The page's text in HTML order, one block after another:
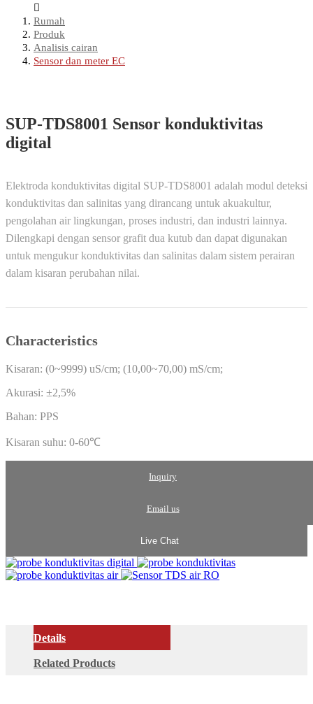
Rumah
Produk
Analisis cairan
Sensor dan meter EC
SUP-TDS8001 Sensor konduktivitas
digital
Elektroda konduktivitas digital SUP-TDS8001 adalah modul deteksi
konduktivitas dan salinitas yang dirancang untuk akuakultur,
pengolahan air lingkungan, proses industri, dan industri lainnya.
Dilengkapi dengan sensor grafit dua kutub dan dapat digunakan
untuk mengukur konduktivitas dan salinitas dalam sistem perairan
dalam kisaran perubahan nilai.
Characteristics
Kisaran: (0~9999) uS/cm; (10,00~70,00) mS/cm;
Akurasi: ±2,5%
Bahan: PPS
Kisaran suhu: 0-60℃
Inquiry
Email us
Live Chat
Details
Related Products